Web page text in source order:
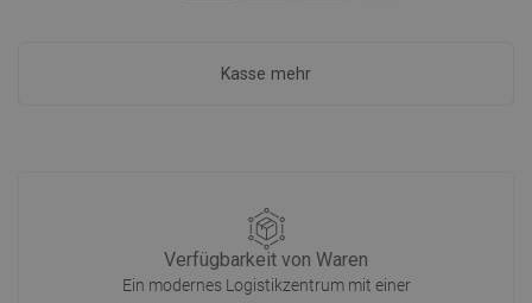
Kasse mehr
Verfügbarkeit von Waren
Ein modernes Logistikzentrum mit einer